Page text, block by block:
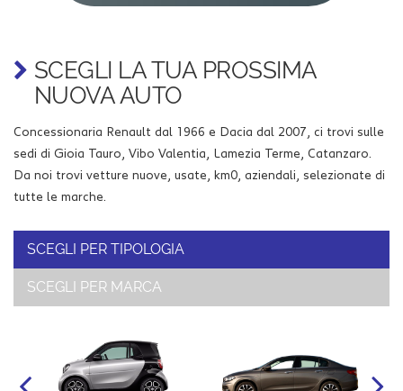
SCEGLI LA TUA PROSSIMA
NUOVA AUTO
Concessionaria Renault dal 1966 e Dacia dal 2007, ci trovi sulle
sedi di Gioia Tauro, Vibo Valentia, Lamezia Terme, Catanzaro.
Da noi trovi vetture nuove, usate, km0, aziendali, selezionate di
tutte le marche.
SCEGLI PER TIPOLOGIA
SCEGLI PER MARCA